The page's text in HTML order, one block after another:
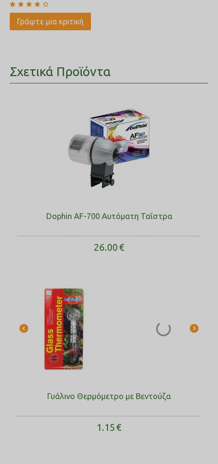
Γράψτε μια κριτική
Σχετικά Προϊόντα
Dophin AF-700 Αυτόματη Ταΐστρα
26.00€
Γυάλινο Θερμόμετρο με Βεντούζα
1.15€